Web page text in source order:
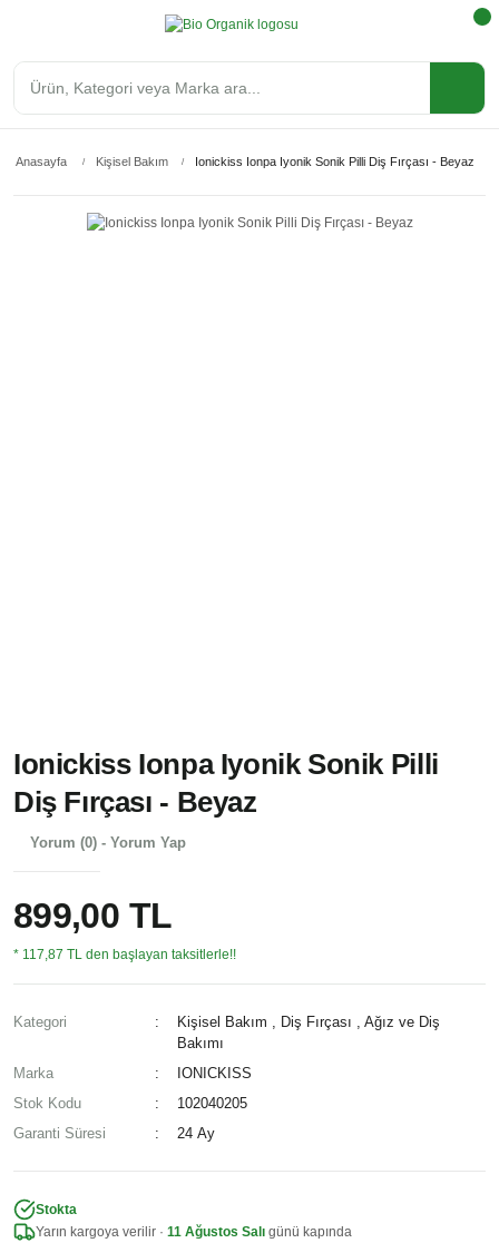
Anasayfa Kişisel Bakım Ionickiss Ionpa Iyonik Sonik Pilli Diş Fırçası - Beyaz
Ionickiss Ionpa Iyonik Sonik Pilli
Diş Fırçası - Beyaz
Yorum (0) - Yorum Yap
899,00 TL
* 117,87 TL den başlayan taksitlerle!!
Kategori Kişisel Bakım Diş Fırçası ,Ağız ve Diş
Bakımı
Marka
IONICKISS
Stok Kodu
102040205
Garanti Süresi
24 Ay
Stokta
Yarın kargoya verilir · 11 Ağustos Salı günü kapında